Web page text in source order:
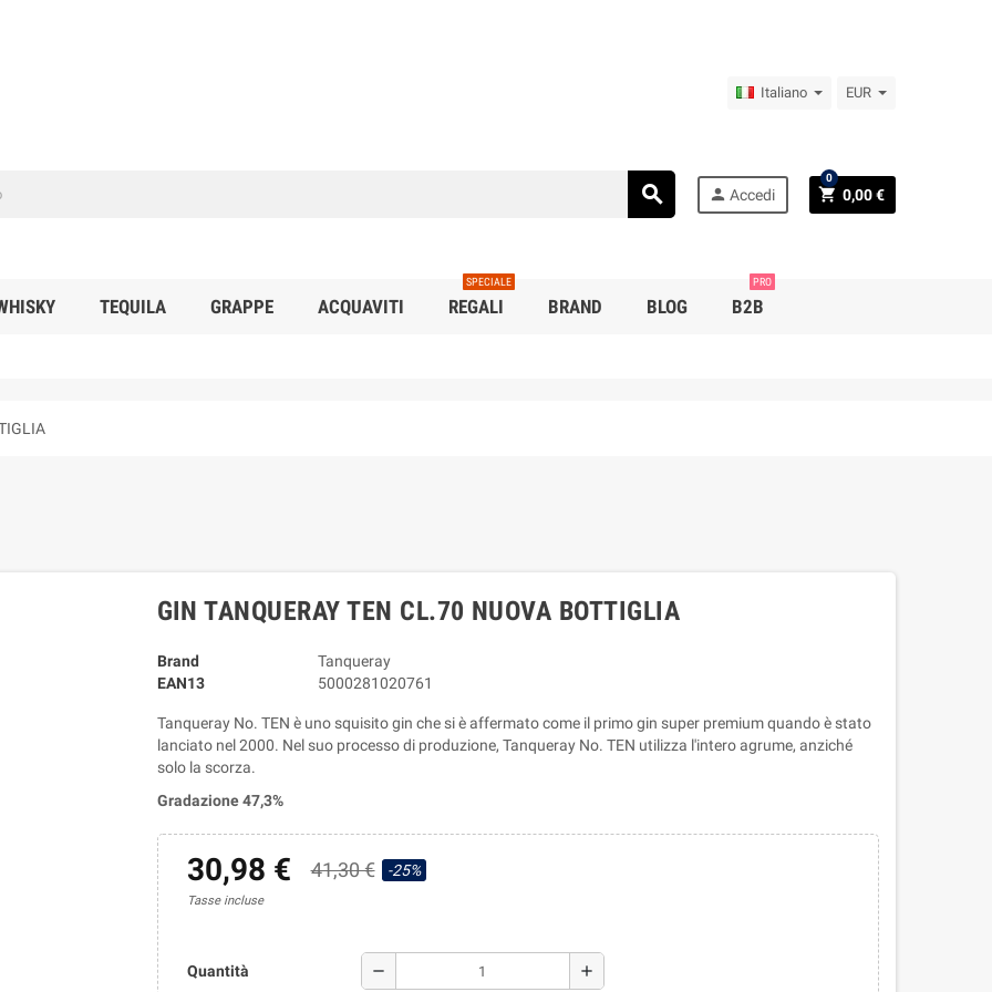
Italiano EUR
search person Accedi shopping_cart 0,00 €
0
TEQUILA GRAPPE ACQUAVITI REGALI
SPECIALE
BRAND BLOG B2B
PRO
GIN TANQUERAY TEN CL.70 NUOVA BOTTIGLIA
Brand
Tanqueray
EAN13
5000281020761
Tanqueray No. TEN è uno squisito gin che si è affermato come il primo gin super premium quando è stato
lanciato nel 2000. Nel suo processo di produzione, Tanqueray No. TEN utilizza l'intero agrume, anziché
solo la scorza.
Gradazione 47,3%
30,98 € 41,30 € -25%
Tasse incluse
Quantità remove add